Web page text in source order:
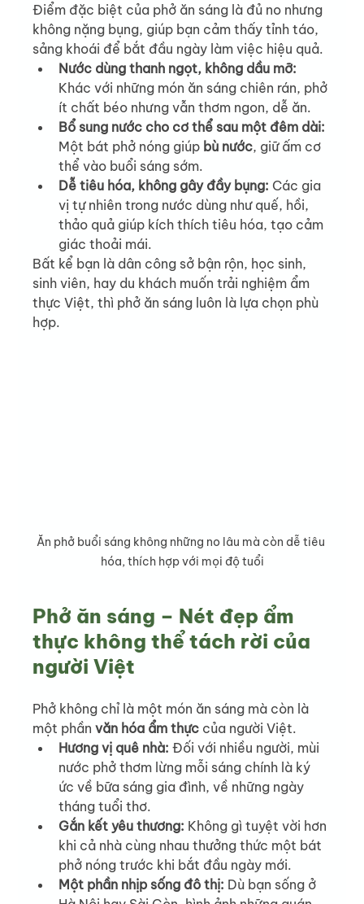
Điểm đặc biệt của phở ăn sáng là đủ no nhưng
không nặng bụng, giúp bạn cảm thấy tỉnh táo,
sảng khoái để bắt đầu ngày làm việc hiệu quả.
Nước dùng thanh ngọt, không dầu mỡ:
Khác với những món ăn sáng chiên rán, phở
ít chất béo nhưng vẫn thơm ngon, dễ ăn.
Bổ sung nước cho cơ thể sau một đêm dài:
Một bát phở nóng giúp bù nước, giữ ấm cơ
thể vào buổi sáng sớm.
Dễ tiêu hóa, không gây đầy bụng: Các gia
vị tự nhiên trong nước dùng như quế, hồi,
thảo quả giúp kích thích tiêu hóa, tạo cảm
giác thoải mái.
Bất kể bạn là dân công sở bận rộn, học sinh,
sinh viên, hay du khách muốn trải nghiệm ẩm
thực Việt, thì phở ăn sáng luôn là lựa chọn phù
hợp.
Ăn phở buổi sáng không những no lâu mà còn dễ tiêu
hóa, thích hợp với mọi độ tuổi
Phở ăn sáng – Nét đẹp ẩm
thực không thể tách rời của
người Việt
Phở không chỉ là một món ăn sáng mà còn là
một phần văn hóa ẩm thực của người Việt.
Hương vị quê nhà: Đối với nhiều người, mùi
nước phở thơm lừng mỗi sáng chính là ký
ức về bữa sáng gia đình, về những ngày
tháng tuổi thơ.
Gắn kết yêu thương: Không gì tuyệt vời hơn
khi cả nhà cùng nhau thưởng thức một bát
phở nóng trước khi bắt đầu ngày mới.
Một phần nhịp sống đô thị: Dù bạn sống ở